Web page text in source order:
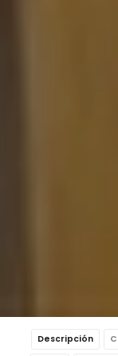
Descripción